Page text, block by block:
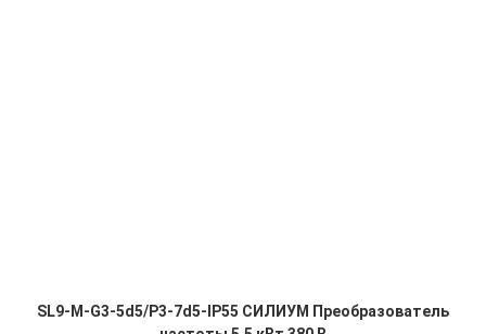
SL9-M-G3-5d5/P3-7d5-IP55 СИЛИУМ Преобразователь